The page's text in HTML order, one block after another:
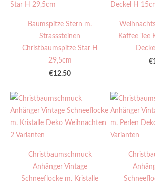
Baumspitze Stern m.
Strasssteinen
Christbaumspitze Star H
29,5cm
€12.50
Kaffee Tee
Christbaumschmuck
Anhänger Vintage
Schneeflocke m. Kristalle